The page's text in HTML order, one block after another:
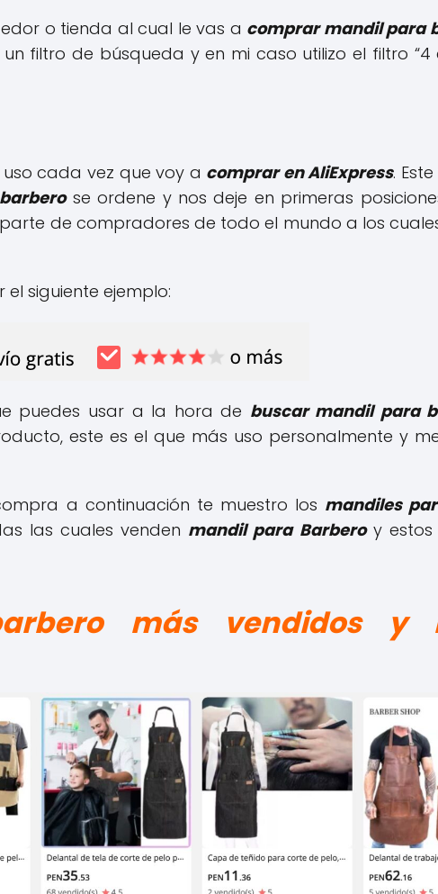
o tienda al cual le vas a comprar mandil para
filtro de búsqueda y en mi caso utilizo el filtro “4
cada vez que voy a comprar en AliExpress.
se ordene y nos deje en primeras
de compradores de todo el mundo a los
siguiente ejemplo:
puedes usar a la hora de buscar mandil para
este es el que más uso personalmente y
a continuación te muestro los mandiles
las cuales venden mandil para Barberoy estos
más vendidos y